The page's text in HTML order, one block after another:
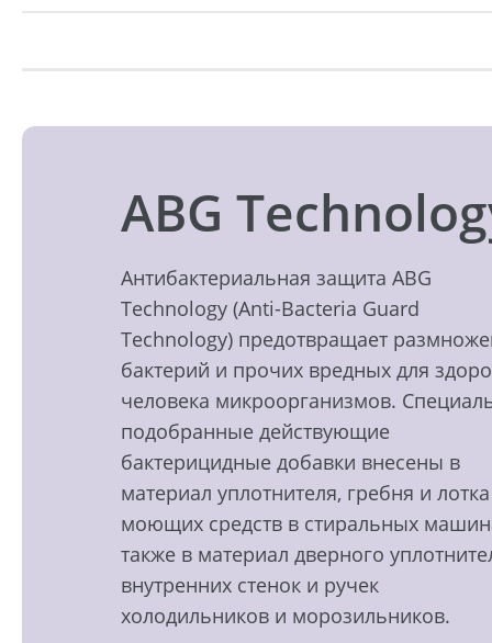
ABG
Антибактериальная защита ABG
Technology (Anti-Bacteria Guard
Technology) предотвращает
бактерий и прочих вредных для
человека микроорганизмов.
подобранные действующие
бактерицидные добавки внесены в
материал уплотнителя, гребня и
моющих средств в стиральных
также в материал дверного
внутренних стенок и ручек
холодильников и морозильников.